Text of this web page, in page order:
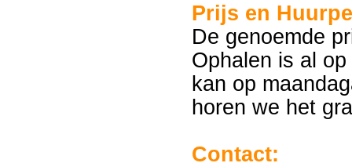
Prijs en
De genoemde
Ophalen is al
kan op
horen we het
Contact: